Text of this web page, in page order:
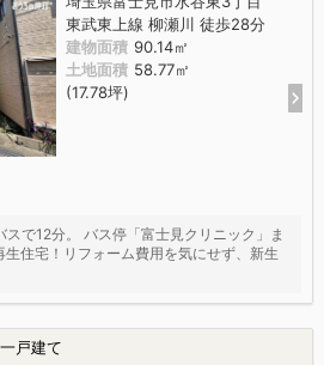
東武東上線 柳瀬川 徒歩28分
建物面積 90.14㎡
土地面積 58.77㎡
(17.78坪)
で12分。 バス停「富士見クリニック」ま
住宅！リフォーム費用を気にせず、新生
戸建て